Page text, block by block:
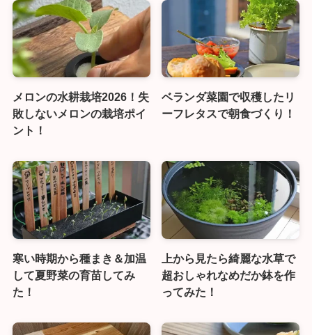
メロンの水耕栽培2026！失
敗しないメロンの栽培ポイ
ント！
ベランダ菜園で収穫したリ
ーフレタスで朝食づくり！
寒い時期から種まき＆加温
して夏野菜の育苗してみ
た！
上から見たら綺麗な水草で
超おしゃれなめだか鉢を作
ってみた！